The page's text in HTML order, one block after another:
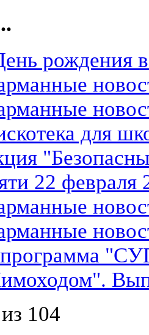
рождения
для
22 февраля
программа
104